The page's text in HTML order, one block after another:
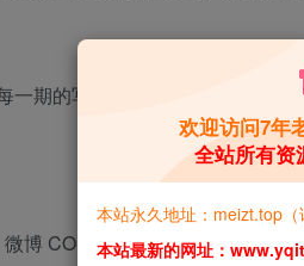
期的写真首页图片都是经过精
博 COSER 和摄影机构的作品
欢迎访问7年
全站所有资
本站永久地址：meizt.top（
本站最新的网址：